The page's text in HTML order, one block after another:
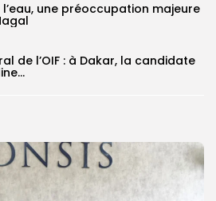
l’eau, une préoccupation majeure
de l’OIF : à Dakar, la candidate